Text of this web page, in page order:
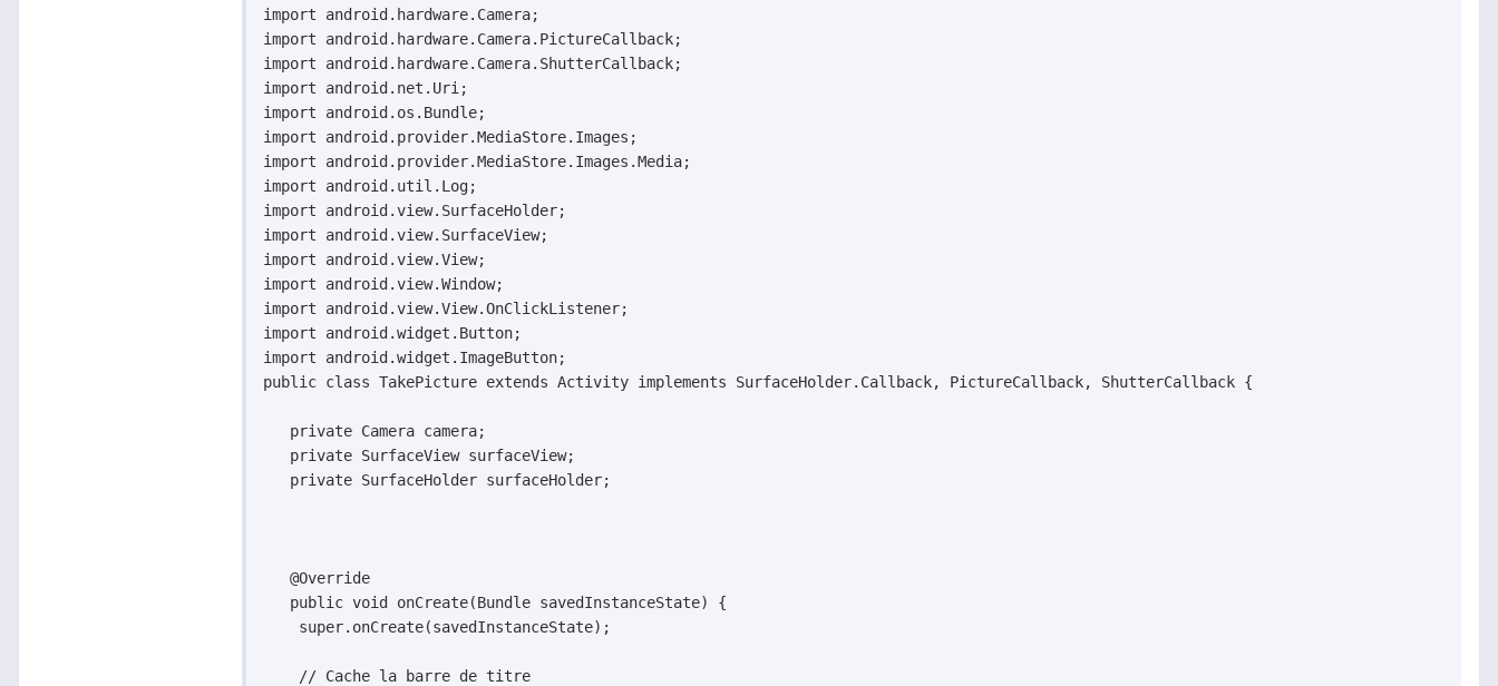
import android.hardware.Camera;
import android.hardware.Camera.PictureCallback;
import android.hardware.Camera.ShutterCallback;
import android.net.Uri;
import android.os.Bundle;
import android.provider.MediaStore.Images;
import android.provider.MediaStore.Images.Media;
import android.util.Log;
import android.view.SurfaceHolder;
import android.view.SurfaceView;
import android.view.View;
import android.view.Window;
import android.view.View.OnClickListener;
import android.widget.Button;
import android.widget.ImageButton;
public class TakePicture extends Activity implements SurfaceHolder.Callback, PictureCallback, ShutterCallback {
   private Camera camera;
   private SurfaceView surfaceView;
   private SurfaceHolder surfaceHolder;
   @Override
   public void onCreate(Bundle savedInstanceState) {
    super.onCreate(savedInstanceState);
    // Cache la barre de titre